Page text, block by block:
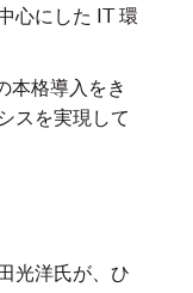
心にした IT 環
本格導入をき
スを実現して
光洋氏が、ひ